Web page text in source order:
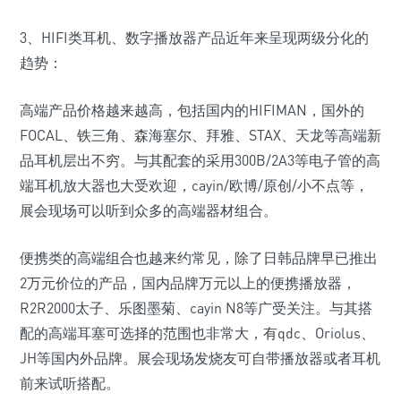
3、HIFI类耳机、数字播放器产品近年来呈现两级分化的
趋势：
高端产品价格越来越高，包括国内的HIFIMAN，国外的
FOCAL、铁三角、森海塞尔、拜雅、STAX、天龙等高端新
品耳机层出不穷。与其配套的采用300B/2A3等电子管的高
端耳机放大器也大受欢迎，cayin/欧博/原创/小不点等，
展会现场可以听到众多的高端器材组合。
便携类的高端组合也越来约常见，除了日韩品牌早已推出
2万元价位的产品，国内品牌万元以上的便携播放器，
R2R2000太子、乐图墨菊、cayin N8等广受关注。与其搭
配的高端耳塞可选择的范围也非常大，有qdc、Oriolus、
JH等国内外品牌。展会现场发烧友可自带播放器或者耳机
前来试听搭配。